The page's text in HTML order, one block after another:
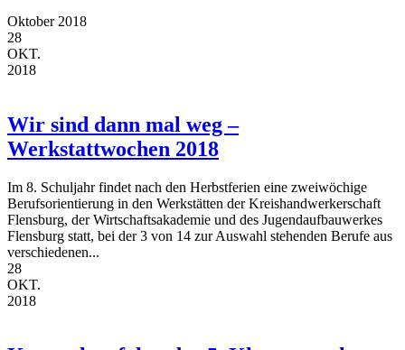
Oktober 2018
28
OKT.
2018
Wir sind dann mal weg –
Werkstattwochen 2018
Im 8. Schuljahr findet nach den Herbstferien eine zweiwöchige
Berufsorientierung in den Werkstätten der Kreishandwerkerschaft
Flensburg, der Wirtschaftsakademie und des Jugendaufbauwerkes
Flensburg statt, bei der 3 von 14 zur Auswahl stehenden Berufe aus
verschiedenen...
28
OKT.
2018